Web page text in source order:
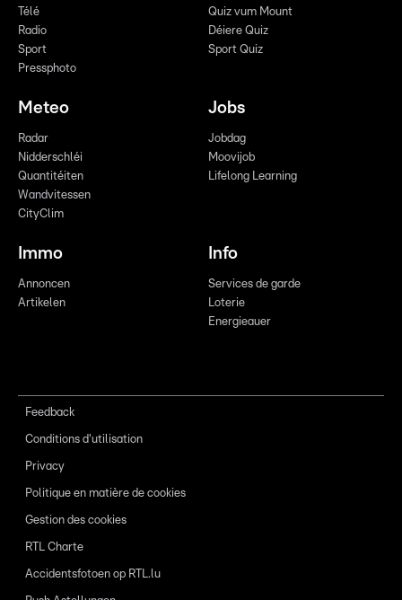
Télé
Radio
Sport
Pressphoto
Quiz vum Mount
Déiere Quiz
Sport Quiz
Meteo
Radar
Nidderschléi
Quantitéiten
Wandvitessen
CityClim
Jobs
Jobdag
Moovijob
Lifelong Learning
Immo
Annoncen
Artikelen
Info
Services de garde
Loterie
Energieauer
Feedback
Conditions d'utilisation
Privacy
Politique en matière de cookies
Gestion des cookies
RTL Charte
Accidentsfotoen op RTL.lu